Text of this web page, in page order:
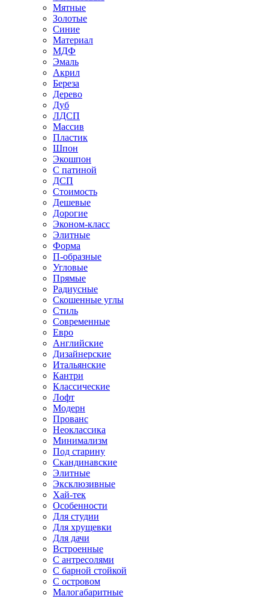
Мятные
Золотые
Синие
Материал
МДФ
Эмаль
Акрил
Береза
Дерево
Дуб
ЛДСП
Массив
Пластик
Шпон
Экошпон
С патиной
ДСП
Стоимость
Дешевые
Дорогие
Эконом-класс
Элитные
Форма
П-образные
Угловые
Прямые
Радиусные
Скошенные углы
Стиль
Современные
Евро
Английские
Дизайнерские
Итальянские
Кантри
Классические
Лофт
Модерн
Прованс
Неоклассика
Минимализм
Под старину
Скандинавские
Элитные
Эксклюзивные
Хай-тек
Особенности
Для студии
Для хрущевки
Для дачи
Встроенные
С антресолями
С барной стойкой
С островом
Малогабаритные